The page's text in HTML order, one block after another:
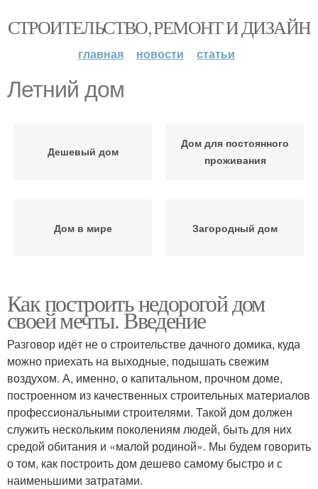
СТРОИТЕЛЬСТВО, РЕМОНТ И ДИЗАЙН
главная новости статьи
Летний дом
Дешевый дом
Дом для постоянного
проживания
Дом в мире Загородный дом
Как построить недорогой дом
своей мечты. Введение
Разговор идёт не о строительстве дачного домика, куда
можно приехать на выходные, подышать свежим
воздухом. А, именно, о капитальном, прочном доме,
построенном из качественных строительных материалов
профессиональными строителями. Такой дом должен
служить нескольким поколениям людей, быть для них
средой обитания и «малой родиной». Мы будем говорить
о том, как построить дом дешево самому быстро и с
наименьшими затратами.